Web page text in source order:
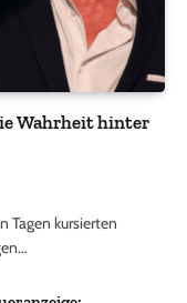
Wahrheit hinter
Tagen kursierten